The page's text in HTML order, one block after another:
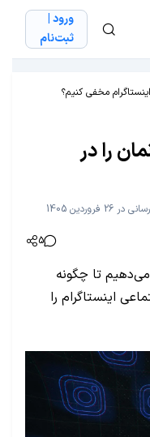
ورود |
ثبت‌نام
مخفی کنیم؟
را در
26 فروردین 1405
5
تا چگونه
اینستاگرام را